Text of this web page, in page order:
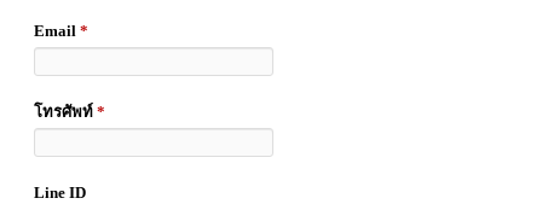
Email *
โทรศัพท์ *
Line ID